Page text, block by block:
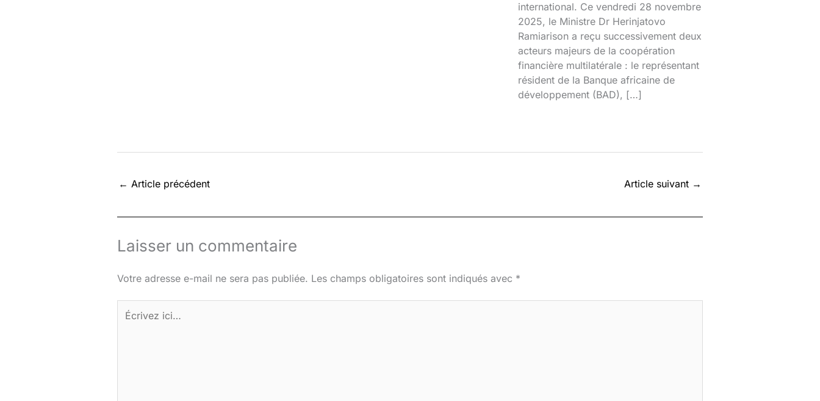
international. Ce vendredi 28 novembre
2025, le Ministre Dr Herinjatovo
Ramiarison a reçu successivement deux
acteurs majeurs de la coopération
financière multilatérale : le représentant
résident de la Banque africaine de
développement (BAD), […]
← Article précédent Article suivant →
Laisser un commentaire
Votre adresse e-mail ne sera pas publiée. Les champs obligatoires sont indiqués avec *
Écrivez
ici…